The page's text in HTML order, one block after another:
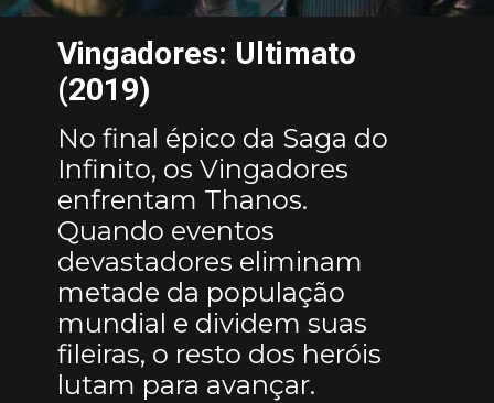
No final épico da Saga do
Infinito, os Vingadores
enfrentam Thanos.
Quando eventos
devastadores eliminam
metade da população
mundial e dividem suas
fileiras, o resto dos heróis
lutam para avançar.
Vingadores: Ultimato
(2019)